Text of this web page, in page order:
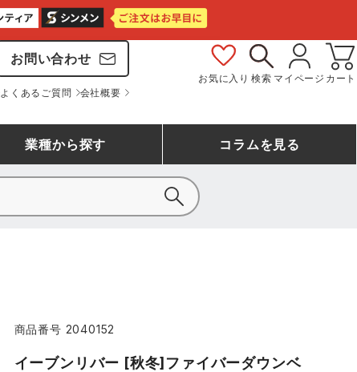
お問い合わせ
よくあるご質問 会社概要
お気に入り 検索 マイページ カート
作業用手袋ランキング
業種から探す
清掃・ビルメンテ作業服
コラムを見る
商品番号 2040152
イーブンリバー [秋冬]ファイバーダウンベ